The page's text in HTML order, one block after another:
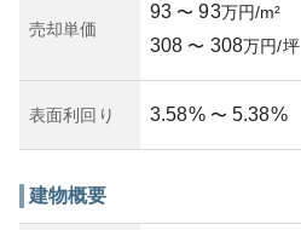
売却単価
93 〜 93万円/m²
308 〜 308万円/坪
表面利回り 3.58% 〜 5.38%
建物概要